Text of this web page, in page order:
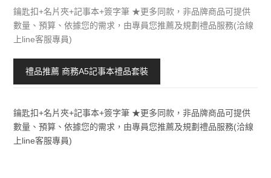
鑰匙扣+名片夾+記事本+簽字筆 ★更多同款，非品牌商品可提供
數量、預算、依據您的需求，由專員您推薦及規劃禮品服務(洽線
上line客服專員)
禮品推薦 商務A5記事本禮品套裝
鑰匙扣+名片夾+記事本+簽字筆 ★更多同款，非品牌商品可提供
數量、預算、依據您的需求，由專員您推薦及規劃禮品服務(洽線
上line客服專員)